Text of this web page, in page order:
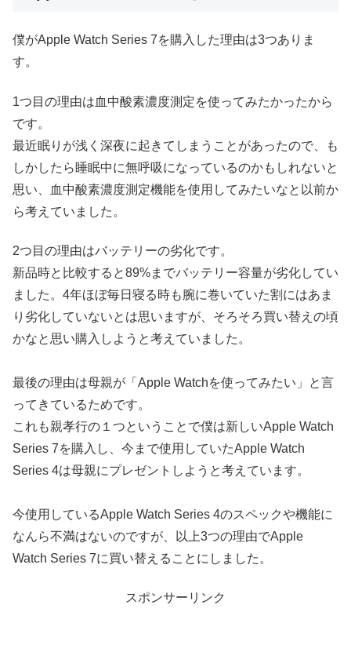
僕がApple Watch Series 7を購入した理由は3つありま
す。
1つ目の理由は血中酸素濃度測定を使ってみたかったから
です。
最近眠りが浅く深夜に起きてしまうことがあったので、も
しかしたら睡眠中に無呼吸になっているのかもしれないと
思い、
血中酸素濃度測定機能を使用してみたいなと以前か
ら考えていました。
2つ目の理由はバッテリーの劣化です。
新品時と比較すると89%までバッテリー容量が劣化してい
ました。4年ほぼ毎日寝る時も腕に巻いていた割にはあま
り劣化していないとは思いますが、そろそろ買い替えの頃
かなと思い購入しようと考えていました。
最後の理由は母親が「Apple Watchを使ってみたい」と言
ってきているためです。
これも親孝行の１つということで僕は新しいApple Watch
Series 7を購入し、今まで使用していたApple Watch
Series 4は母親にプレゼントしようと考えています。
今使用しているApple Watch Series 4のスペックや機能に
なんら不満はないのですが、以上3つの理由でApple
Watch Series 7に買い替えることにしました。
スポンサーリンク